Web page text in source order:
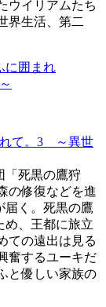
ウイリアムたち
界生活、第二
れて。3 ～異世
「死黒の鷹狩
の修復などを進
届く。死黒の鷹
め、王都に旅立
ての遠出は見る
奮するユーキだ
と優しい家族の